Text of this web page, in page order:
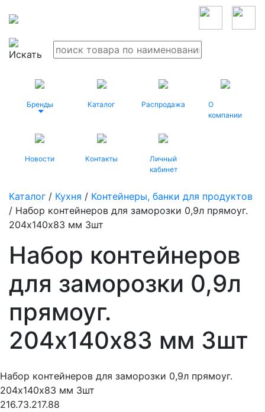
Бренды Каталог Распродажа
О
компании
Новости Контакты
Личный
кабинет
Каталог / Кухня / Контейнеры, банки для продуктов
/ Набор контейнеров для заморозки 0,9л прямоуг.
204х140х83 мм 3шт
Набор контейнеров
для заморозки 0,9л
прямоуг.
204х140х83 мм 3шт
Набор контейнеров для заморозки 0,9л прямоуг.
204х140х83 мм 3шт
216.73.217.88